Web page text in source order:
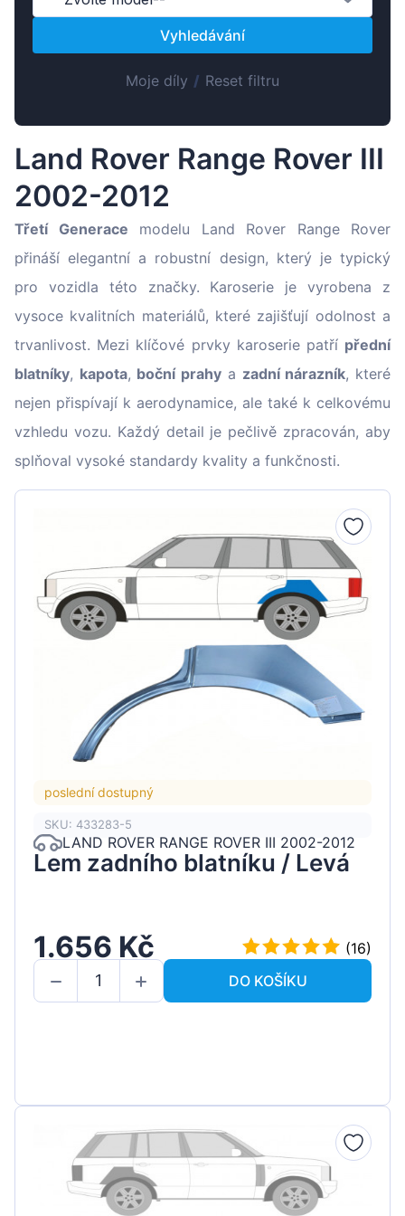
Lietuvių
Slovenian
Latvian
Vyhledávání
Moje díly / Reset filtru
Land Rover Range Rover III
2002-2012
Třetí Generace modelu Land Rover Range Rover
přináší elegantní a robustní design, který je typický
pro vozidla této značky. Karoserie je vyrobena z
vysoce kvalitních materiálů, které zajišťují odolnost a
trvanlivost. Mezi klíčové prvky karoserie patří přední
blatníky, kapota, boční prahy a zadní nárazník, které
nejen přispívají k aerodynamice, ale také k celkovému
vzhledu vozu. Každý detail je pečlivě zpracován, aby
splňoval vysoké standardy kvality a funkčnosti.
poslední dostupný
SKU: 433283-5
LAND ROVER RANGE ROVER III 2002-2012
Lem zadního blatníku / Levá
1.656 Kč
(16)
DO KOŠÍKU